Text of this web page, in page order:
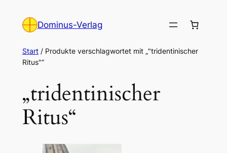
Inhalt
Dominus-Verlag
Start/ Produkte verschlagwortet mit „"tridentinischer
Ritus"“
„tridentinischer
Ritus“